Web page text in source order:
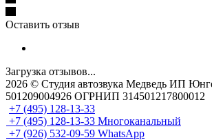
Оставить отзыв
Загрузка отзывов...
2026 © Cтудия автозвука Медведь ИП
501209004926 ОГРНИП 314501217800012
+7 (495) 128-13-33
+7 (495) 128-13-33 Многоканальный
+7 (926) 532-09-59 WhatsApp